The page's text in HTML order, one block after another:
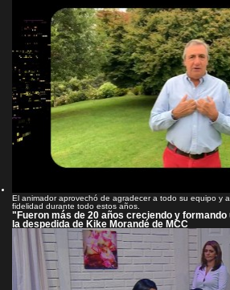
El animador aprovechó de agradecer a todo su equipo y
fidelidad durante todo estos años.
"Fueron más de 20 años creciendo y
la despedida de Kike Morandé de MCC